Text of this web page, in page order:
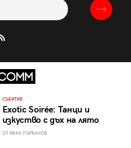
СЪБИТИЯ
Exotic Soirée: Танци и
изкуство с дъх на лято
ОТ ИВАН ПЪРВАНОВ